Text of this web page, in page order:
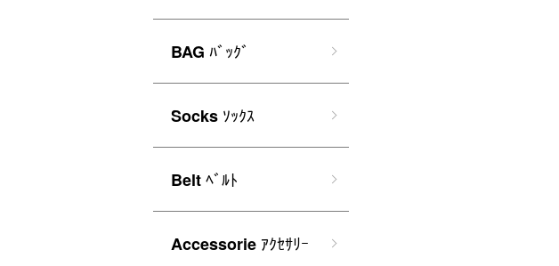
BAG ﾊﾞｯｸﾞ
Socks ｿｯｸｽ
Beltﾍﾞﾙﾄ
Accessorie ｱｸｾｻﾘｰ